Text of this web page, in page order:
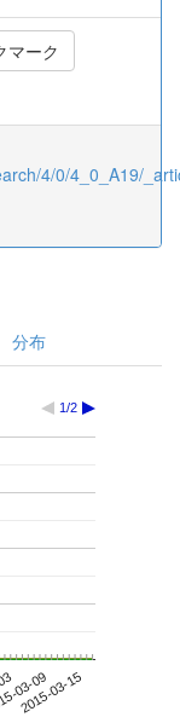
マーク
4/0/4_0_A19/
分布
1/2
03-09
2015-03-15